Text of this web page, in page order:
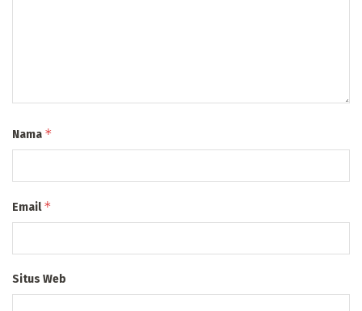
Nama *
Email*
Situs Web